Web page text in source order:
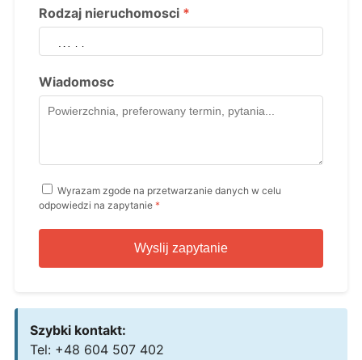
Rodzaj nieruchomosci *
Wiadomosc
Wyrazam zgode na przetwarzanie danych w celu
odpowiedzi na zapytanie *
Wyslij zapytanie
Szybki kontakt:
Tel: +48 604 507 402